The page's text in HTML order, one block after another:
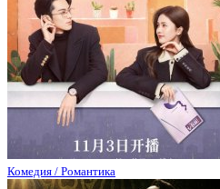
Комедия / Романтика